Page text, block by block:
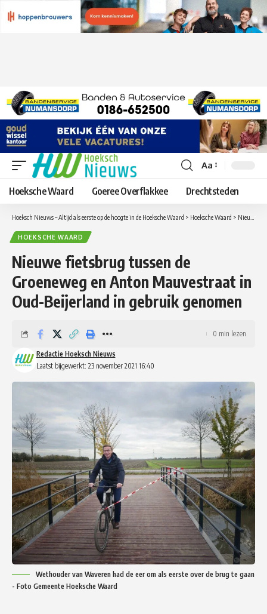
Lettergrootte
aanpassen
Aa
Hoeksche Waard Goeree Overflakkee Drechtsteden
Hoeksch Nieuws – Altijd als eerste op de hoogte in de Hoeksche Waard > Hoeksche Waard > Nieuwe fietsbrug tussen de Groeneweg en Anton Mauvestraat in Oud-Beijerland in gebruik genomen
HOEKSCHE WAARD
Nieuwe fietsbrug tussen de
Groeneweg en Anton Mauvestraat in
Oud-Beijerland in gebruik genomen
Laatst bijgewerkt: 23 november 2021 16:40
Redactie Hoeksch Nieuws
0 min lezen
Wethouder van Waveren had de eer om als eerste over de brug te gaan
- Foto Gemeente Hoeksche Waard